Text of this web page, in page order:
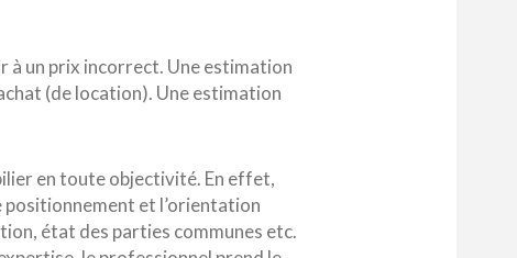
à un prix incorrect. Une estimation
(de location). Une estimation
en toute objectivité. En effet,
positionnement et l’orientation
état des parties communes etc.